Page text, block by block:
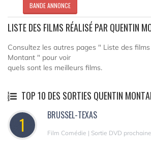
BANDE ANNONCE
LISTE DES FILMS RÉALISÉ PAR QUENTIN
Consultez les autres pages " Liste des
Montant " pour voir
quels sont les meilleurs films.
TOP 10 DES SORTIES QUENTIN
1 BRUSSEL-TEXAS
Film Comédie | Sortie DVD